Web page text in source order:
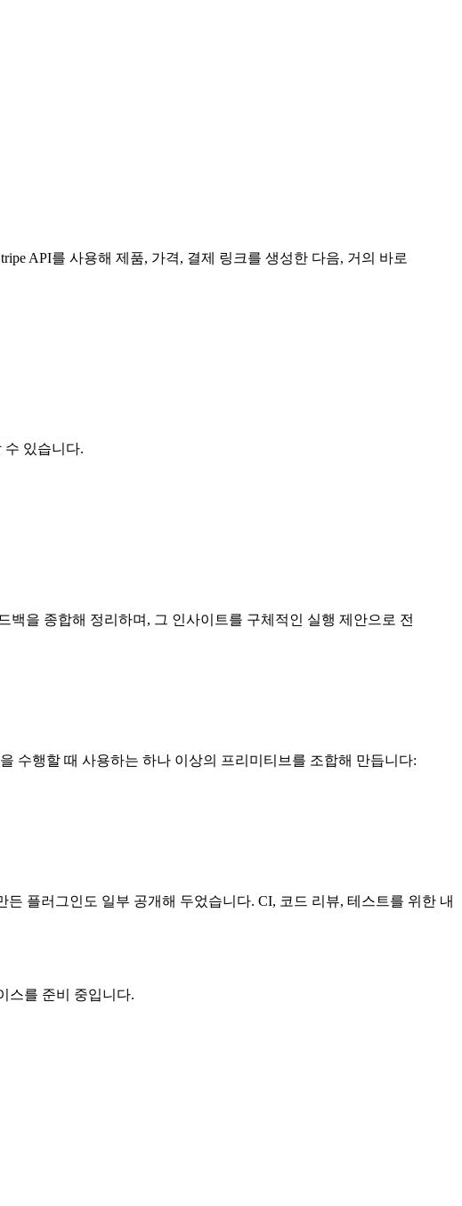
API를 사용해 제품, 가격, 결제 링크를 생성한 다음, 거의 바로
수 있습니다.
백을 종합해 정리하며, 그 인사이트를 구체적인 실행 제안으로 전
수행할 때 사용하는 하나 이상의 프리미티브를 조합해 만듭니다:
플러그인도 일부 공개해 두었습니다. CI, 코드 리뷰, 테스트를 위한 내
스를 준비 중입니다.